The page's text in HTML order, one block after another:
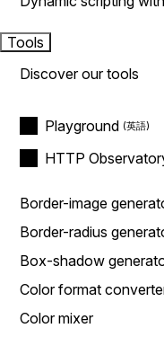
Tools
Discover our tools
Playground
HTTP
Border-image
Border-radius
Box-shadow
Color format
Color mixer